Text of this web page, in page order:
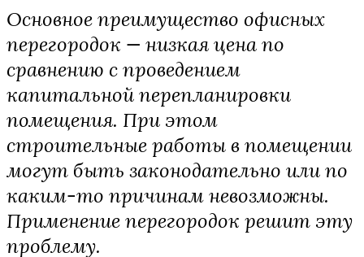
Основное преимущество офисных
перегородок — низкая цена по
сравнению с проведением
капитальной перепланировки
помещения. При этом
строительные работы в помещении
могут быть законодательно или по
каким-то причинам невозможны.
Применение перегородок решит эту
проблему.